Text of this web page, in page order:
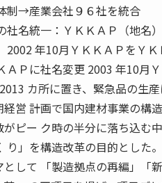
体制→産業会社９６社を
名統一：ＹＫＫＡＰ（地名
年10月ＹＫＫＡＰをＹ
Ｐに社名変更 2003 年10月
カ所に置き、緊急品の生産
営 計画で国内建材事業の構造
ピー ク時の半分に落ち込む
」を構造改革の目的とした。
して 「製造拠点の再編」「